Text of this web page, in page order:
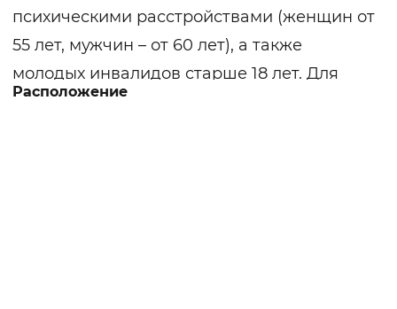
психическими расстройствами (женщин от
55 лет, мужчин – от 60 лет), а также
молодых инвалидов старше 18 лет. Для
инвалидов, не способных самостоятельно
Расположение